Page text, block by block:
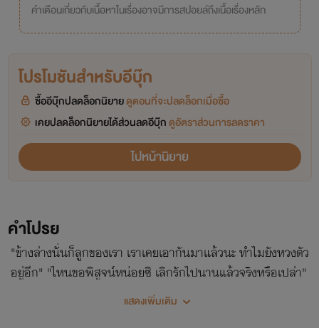
คำเตือนเกี่ยวกับเนื้อหาในเรื่องอาจมีการสปอยล์ถึงเนื้อเรื่องหลัก
โปรโมชันสำหรับอีบุ๊ก
ซื้ออีบุ๊กปลดล็อกนิยายดูตอนที่จะปลดล็อกเมื่อซื้อ
เคยปลดล็อกนิยายได้ส่วนลดอีบุ๊ก ดูอัตราส่วนการลดราคา
ไปหน้านิยาย
คำโปรย
"ข้างล่างนั่นก็ลูกของเรา เราเคยเอากันมาแล้วนะ ทำไมยังหวงตัว
อยู่อีก" "ไหนขอพิสูจน์หน่อยซิ เลิกรักไปนานแล้วจริงหรือเปล่า"
แสดงเพิ่มเติม